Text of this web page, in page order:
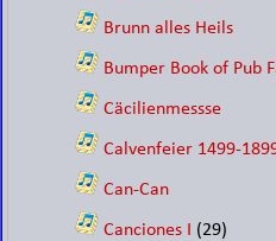
Brunn alles Heils
Bumper Book of Pub
Cäcilienmessse
Calvenfeier 1499-
Can-Can
Canciones I (29)